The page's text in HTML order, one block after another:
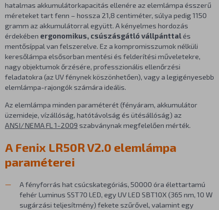
hatalmas akkumulátorkapacitás ellenére az elemlámpa ésszerű
méreteket tart fenn – hossza 21,8 centiméter, súlya pedig 1150
gramm az akkumulátorral együtt. A kényelmes hordozás
érdekében ergonomikus, csúszásgátló vállpánttalés
mentősíppal van felszerelve. Ez a kompromisszumok nélküli
keresőlámpa elsősorban mentési és felderítési műveletekre,
nagy objektumok őrzésére, professzionális ellenőrzési
feladatokra (az UV fénynek köszönhetően), vagy a legigényesebb
elemlámpa-rajongók számára ideális.
Az elemlámpa minden paraméterét (fényáram, akkumulátor
üzemideje, vízállóság, hatótávolság és ütésállóság) az
ANSI/NEMA FL 1-2009 szabványnak megfelelően mérték.
A Fenix LR50R V2.0 elemlámpa
paraméterei
A fényforrás hat csúcskategóriás, 50000 óra élettartamú
fehér Luminus SST70 LED, egy UV LED SBT10X (365 nm, 10 W
sugárzási teljesítmény) fekete szűrővel, valamint egy